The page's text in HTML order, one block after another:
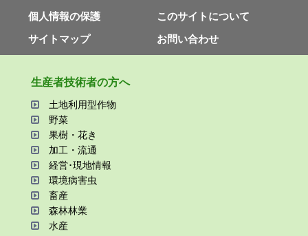
個⼈情報の保護
このサイトについて
サイトマップ
お問い合わせ
⽣産者技術者の⽅へ
⼟地利⽤型作物
野菜
果樹・花き
加⼯・流通
経営･現地情報
環境病害⾍
畜産
森林林業
⽔産